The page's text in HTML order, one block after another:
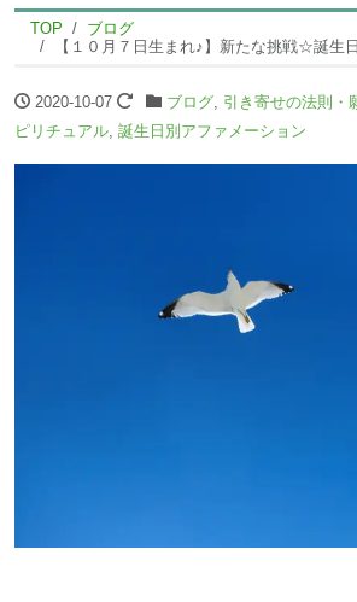
TOP
ブログ
【１０月７日生まれ♪】新たな挑戦☆誕生日別！バー
2020-10-07 ブログ, 引き寄せの法則・
ピリチュアル 誕生日別アファメーション